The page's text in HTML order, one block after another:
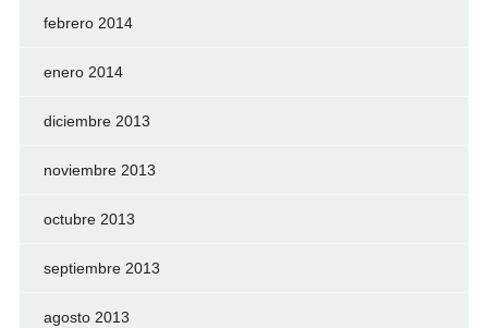
febrero 2014
enero 2014
diciembre 2013
noviembre 2013
octubre 2013
septiembre 2013
agosto 2013